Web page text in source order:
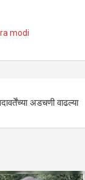
modi
अडचणी वाढल्या